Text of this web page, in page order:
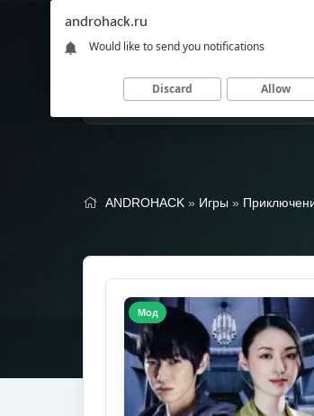
Andro
HACK
Скачивай
и
Главная Игры Приложения
ANDROHACK » Игры »
Мод
androhack.ru
Would like to send you notifications
Discard Allow